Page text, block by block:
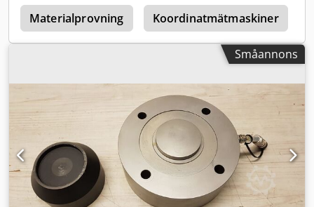
Materialprovning Koordinatmätmaskiner
Småannons